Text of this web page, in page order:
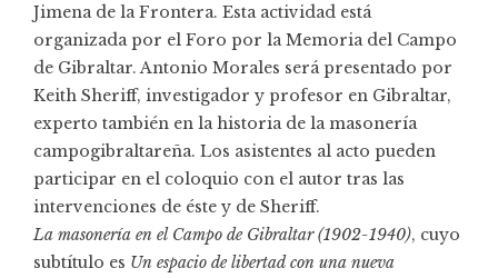
Jimena de la Frontera. Esta actividad está
organizada por el Foro por la Memoria del Campo
de Gibraltar. Antonio Morales será presentado por
Keith Sheriff, investigador y profesor en Gibraltar,
experto también en la historia de la masonería
campogibraltareña. Los asistentes al acto pueden
participar en el coloquio con el autor tras las
intervenciones de éste y de Sheriff.
La masonería en el Campo de Gibraltar (1902-1940), cuyo
subtítulo es Un espacio de libertad con una nueva